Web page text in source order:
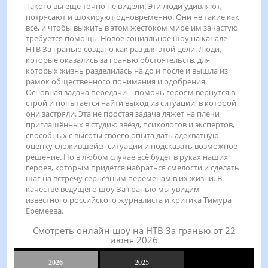
Такого вы ещё точно не видели! Эти люди удивляют,
потрясают и шокируют одновременно. Они не такие как
все, и чтобы выжить в этом жестоком мире им зачастую
требуется помощь. Новое социальное шоу на канале
НТВ За гранью создано как раз для этой цели. Люди,
которые оказались за гранью обстоятельств, для
которых жизнь разделилась на до и после и вышла из
рамок общественного понимания и одобрения.
Основная задача передачи – помочь героям вернутся в
строй и попытается найти выход из ситуации, в которой
они застряли. Эта не простая задача ляжет на плечи
приглашённых в студию звёзд, психологов и экспертов,
способных с высоты своего опыта дать адекватную
оценку сложившейся ситуации и подсказать возможное
решение. Но в любом случае всё будет в руках наших
героев, которым придётся набраться смелости и сделать
шаг на встречу серьёзным переменам в их жизни. В
качестве ведущего шоу За гранью мы увидим
известного российского журналиста и критика Тимура
Еремеева.
Смотреть онлайн шоу на НТВ За гранью от 22
июня 2026
2026 2025